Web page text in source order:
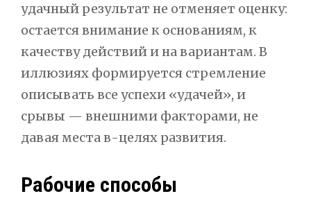
удачный результат не отменяет оценку:
остается внимание к основаниям, к
качеству действий и на вариантам. В
иллюзиях формируется стремление
описывать все успехи «удачей», и
срывы — внешними факторами, не
давая места в-целях развития.
Рабочие способы